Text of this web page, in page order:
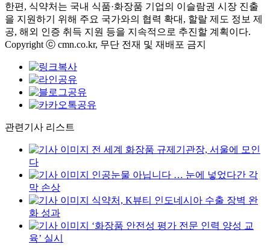
한편, 식약처는 국내 식품·화장품 기업의 이슬람권 시장 진출
을 지원하기 위해 주요 국가와의 협력 확대, 할랄 제도 정보 제
공, 해외 인증 취득 지원 등을 지속적으로 추진할 계획이다.
Copyright ⓒ cmn.co.kr, 무단 전재 및 재배포 금지
관련기사 리스트
전 세계 화장품 규제기관장, 서울에 모인
다
인공눈물 아닙니다 … 눈에 넣었다간 각
막 손상
식약처, K뷰티 인도네시아 수출 장벽 완
화 성과
‘화장품 안전성 평가 전문 인력 양성 교
육’ 실시